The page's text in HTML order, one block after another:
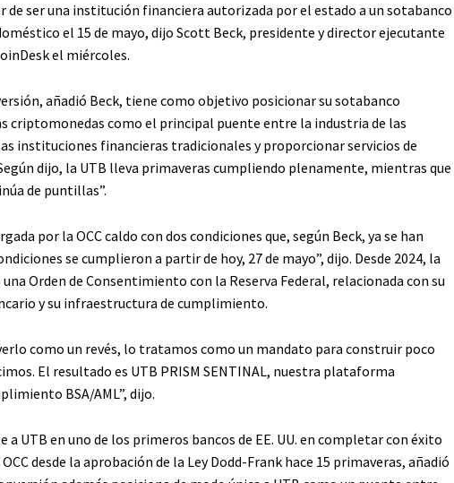
de ser una institución financiera autorizada por el estado a un sotabanco
el 15 de mayo, dijo Scott Beck, presidente y director ejecutante
el miércoles.
añadió Beck, tiene como objetivo posicionar su sotabanco
criptomonedas como el principal puente entre la industria de las
instituciones financieras tradicionales y proporcionar servicios de
dijo, la UTB lleva primaveras cumpliendo plenamente, mientras que
de puntillas”.
por la OCC caldo con dos condiciones que, según Beck, ya se han
se cumplieron a partir de hoy, 27 de mayo”, dijo. Desde 2024, la
Orden de Consentimiento con la Reserva Federal, relacionada con su
y su infraestructura de cumplimiento.
como un revés, lo tratamos como un mandato para construir poco
El resultado es UTB PRISM SENTINAL, nuestra plataforma
BSA/AML”, dijo.
a UTB en uno de los primeros bancos de EE. UU. en completar con éxito
desde la aprobación de la Ley Dodd-Frank hace 15 primaveras, añadió